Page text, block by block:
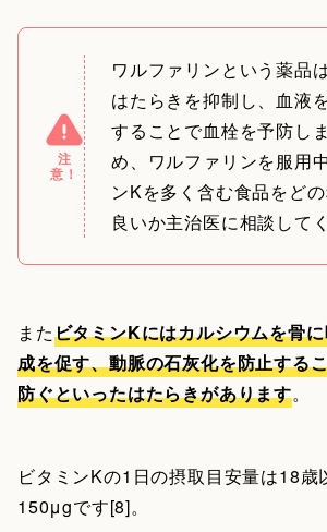
注
意！
ワルファリンという薬品
はたらきを抑制し、血液
することで血栓を予防し
め、ワルファリンを服用
ンKを多く含む食品をど
良いか主治医に相談して
またビタミンKにはカルシウムを骨
成を促す、動脈の石灰化を防止する
防ぐといったはたらきがあります。
ビタミンKの1日の摂取目安量は18歳
150μgです[8]。